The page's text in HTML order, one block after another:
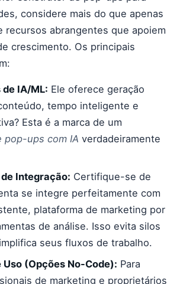
considere mais do que apenas
recursos abrangentes que apoiem
crescimento. Os principais
IA/ML: Ele oferece geração
tempo inteligente e
Esta é a marca de um
pop-ups com IA verdadeiramente
Integração: Certifique-se de
se integre perfeitamente com
plataforma de marketing por
de análise. Isso evita silos
seus fluxos de trabalho.
Uso (Opções No-Code): Para
de marketing e proprietários